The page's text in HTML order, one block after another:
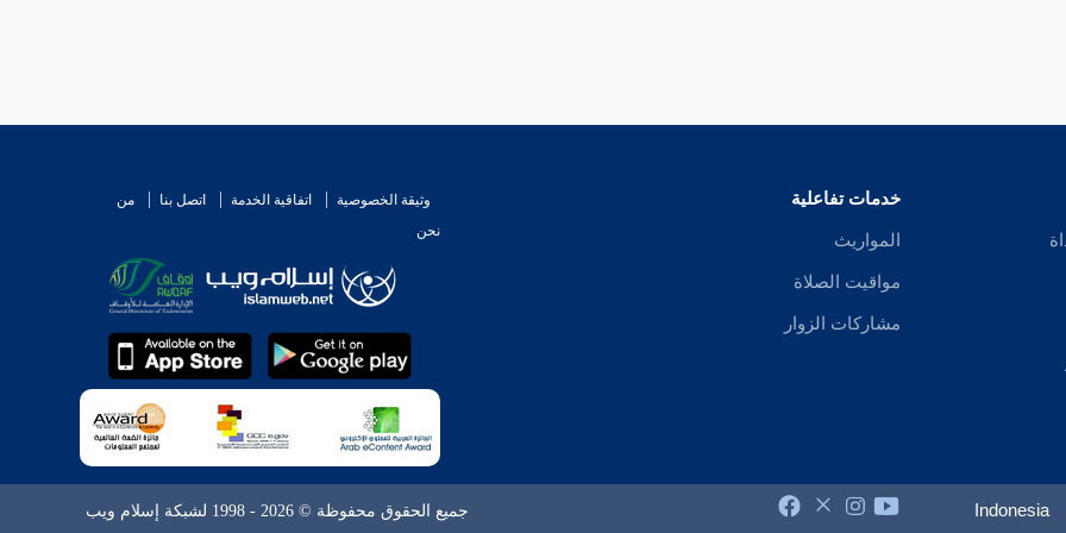
خدمات تفاعلية
المواريث
مواقيت الصلاة
مشاركات الزوار
وثيقة الخصوصية اتفاقية الخدمة اتصل بنا
من
نحن
Indonesia جميع الحقوق محفوظة © 2026 - 1998 لشبكة إسلام ويب